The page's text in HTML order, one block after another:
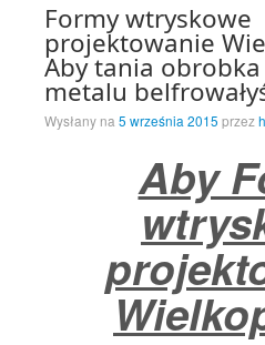
Formy wtryskowe
projektowanie
Aby tania
metalu
Wysłany na 5 września 2015 przez
Aby